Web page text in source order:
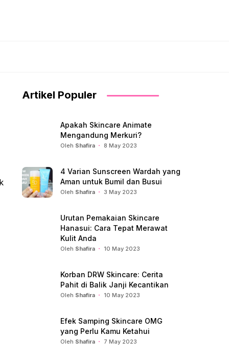
Artikel Populer
Apakah Skincare Animate
Mengandung Merkuri?
Oleh Shafira 8 May 2023
4 Varian Sunscreen Wardah yang
Aman untuk Bumil dan Busui
Oleh Shafira 3 May 2023
Urutan Pemakaian Skincare
Hanasui: Cara Tepat Merawat
Kulit Anda
Oleh Shafira 10 May 2023
Korban DRW Skincare: Cerita
Pahit di Balik Janji Kecantikan
Oleh Shafira 10 May 2023
Efek Samping Skincare OMG
yang Perlu Kamu Ketahui
Oleh Shafira 7 May 2023